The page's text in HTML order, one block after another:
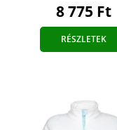
8 775 Ft
RÉSZLETEK